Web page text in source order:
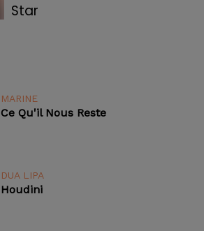
Star
MARINE
Ce Qu'il Nous Reste
DUA LIPA
Houdini